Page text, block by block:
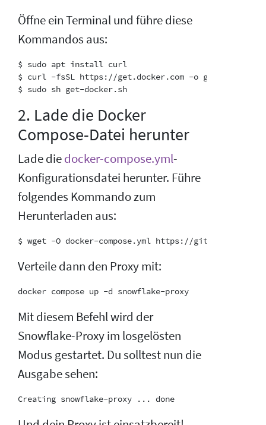
Öffne ein Terminal und führe diese
Kommandos aus:
$ sudo apt install curl
$ curl -fsSL https://get.docker.com -o get-docker.sh
2. Lade die Docker
Compose-Datei herunter
Lade diedocker-compose.yml-
Konfigurationsdatei herunter. Führe
folgendes Kommando zum
Herunterladen aus:
Verteile dann den Proxy mit:
Mit diesem Befehl wird der
Snowflake-Proxy im losgelösten
Modus gestartet. Du solltest nun die
Ausgabe sehen: